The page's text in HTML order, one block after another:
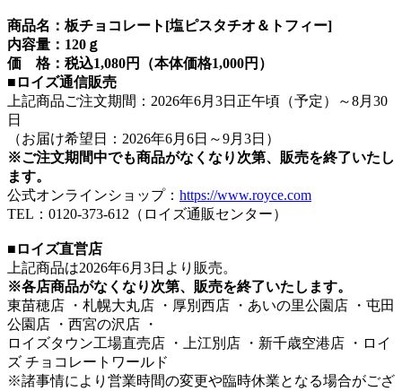
商品名：板チョコレート[塩ピスタチオ＆トフィー]
内容量：120ｇ
価 格：税込1,080円（本体価格1,000円）
■ロイズ通信販売
上記商品ご注文期間：2026年6月3日正午頃（予定）～8月30
日
（お届け希望日：2026年6月6日～9月3日）
※ご注文期間中でも商品がなくなり次第、販売を終了いたし
ます。
公式オンラインショップ： https://www.royce.com
TEL：0120-373-612（ロイズ通販センター）
■ロイズ直営店
上記商品は2026年6月3日より販売。
※各店商品がなくなり次第、販売を終了いたします。
東苗穂店 ・札幌大丸店 ・厚別西店 ・あいの里公園店 ・屯田
公園店 ・西宮の沢店 ・
ロイズタウン工場直売店 ・上江別店 ・新千歳空港店 ・ロイ
ズ チョコレートワールド
※諸事情により営業時間の変更や臨時休業となる場合がござ